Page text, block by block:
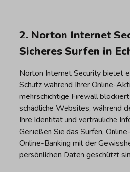
2. Norton Internet
Sicheres Surfen in
Norton Internet Security bietet
Schutz während Ihrer Online-
mehrschichtige Firewall
schädliche Websites, während
Ihre Identität und vertrauliche
Genießen Sie das Surfen,
Online-Banking mit der
persönlichen Daten geschützt